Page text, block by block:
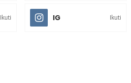
Ikuti IG Ikuti